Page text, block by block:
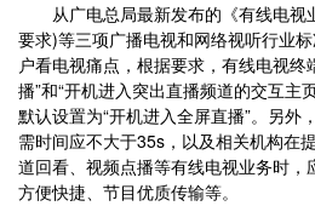
从广电总局最新发布的《有线电视
要求)等三项广播电视和网络视听行业
户看电视痛点，根据要求，有线电视终
播”和“开机进入突出直播频道的交互主
默认设置为“开机进入全屏直播”。另外
需时间应不大于35s，以及相关机构在
道回看、视频点播等有线电视业务时
方便快捷、节目优质传输等。